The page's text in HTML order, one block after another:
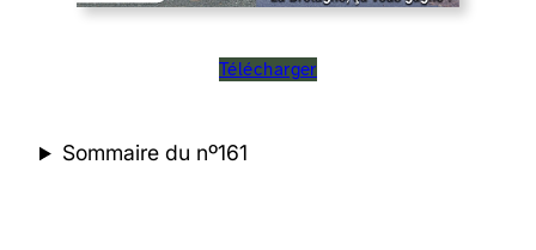
Télécharger
Sommaire du nº161